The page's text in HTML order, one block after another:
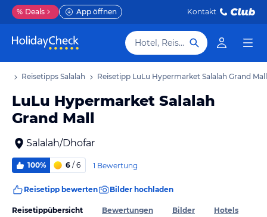
% Deals App öffnen Kontakt
Hotel, Reiseziel
Reisetipps Salalah Reisetipp LuLu Hypermarket Salalah Grand Mall
LuLu Hypermarket Salalah
Grand Mall
Salalah/Dhofar
100% 6 / 6 1 Bewertung
Reisetipp bewerten Bilder hochladen
Reisetippübersicht Bewertungen Bilder Hotels